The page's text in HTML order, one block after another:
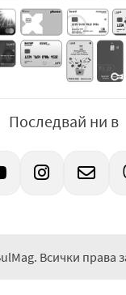
Последвай ни в
Всички права